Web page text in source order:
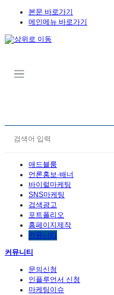
본문 바로가기
메인메뉴 바로가기
애드블룸
언론홍보·배너
바이럴마케팅
SNS마케팅
검색광고
포트폴리오
홈페이지제작
커뮤니티
커뮤니티
문의신청
인플루언서 신청
마케팅이슈